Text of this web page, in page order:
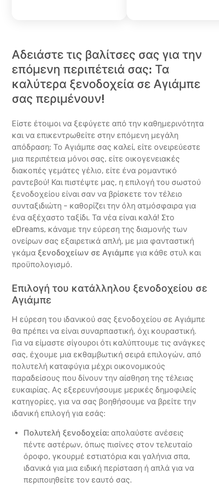
Αδειάστε τις βαλίτσες σας για την
επόμενη περιπέτειά σας: Τα
καλύτερα ξενοδοχεία σε Αγιάμπε
σας περιμένουν!
Είστε έτοιμοι να ξεφύγετε από την καθημερινότητα
και να επικεντρωθείτε στην επόμενη μεγάλη
απόδραση; Το Αγιάμπε σας καλεί, είτε ονειρεύεστε
μια περιπέτεια μόνοι σας, είτε οικογενειακές
διακοπές γεμάτες γέλιο, είτε ένα ρομαντικό
ραντεβού! Και πιστέψτε μας, η επιλογή του σωστού
ξενοδοχείου είναι σαν να βρίσκετε τον τέλειο
συνταξιδιώτη - καθορίζει την όλη ατμόσφαιρα για
ένα αξέχαστο ταξίδι. Τα νέα είναι καλά! Στο
eDreams, κάναμε την εύρεση της διαμονής των
ονείρων σας εξαιρετικά απλή, με μια φανταστική
γκάμα ξενοδοχείων σε Αγιάμπε για κάθε στυλ και
προϋπολογισμό.
Επιλογή του κατάλληλου ξενοδοχείου σε
Αγιάμπε
Η εύρεση του ιδανικού σας ξενοδοχείου σε Αγιάμπε
θα πρέπει να είναι συναρπαστική, όχι κουραστική.
Για να είμαστε σίγουροι ότι καλύπτουμε τις ανάγκες
σας, έχουμε μια εκθαμβωτική σειρά επιλογών, από
πολυτελή καταφύγια μέχρι οικονομικούς
παραδείσους που δίνουν την αίσθηση της τέλειας
ευκαιρίας. Ας εξερευνήσουμε μερικές δημοφιλείς
κατηγορίες, για να σας βοηθήσουμε να βρείτε την
ιδανική επιλογή για εσάς:
Πολυτελή ξενοδοχεία: απολαύστε ανέσεις
πέντε αστέρων, όπως πισίνες στον τελευταίο
όροφο, γκουρμέ εστιατόρια και γαλήνια σπα,
ιδανικά για μια ειδική περίσταση ή απλά για να
περιποιηθείτε τον εαυτό σας.